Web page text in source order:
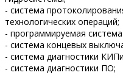
- система
технологических операций;
- программируемая
- система концевых
- система диагностики
- система диагностики ПО;